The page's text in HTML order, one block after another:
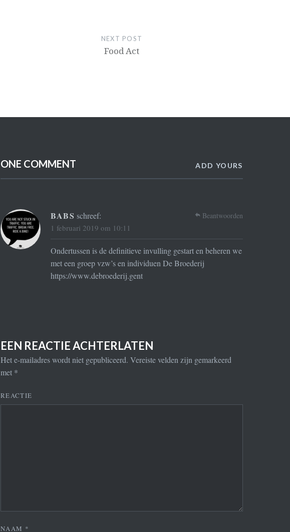
NEXT POST
Food Act
ONE COMMENT ADD YOURS
BABS schreef:
1 februari 2019 om 10:11
Ondertussen is de definitieve invulling gestart en beheren we
met een groep vzw’s en individuen De Broederij
https://www.debroederij.gent
Beantwoorden
EEN REACTIE ACHTERLATEN
Het e-mailadres wordt niet gepubliceerd. Vereiste velden zijn gemarkeerd
met *
REACTIE
NAAM *